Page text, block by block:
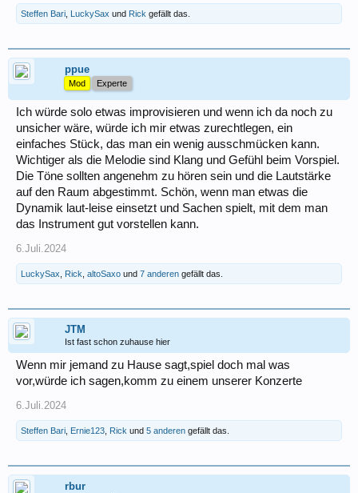
Steffen Bari LuckySax und Rick gefällt das.
ppue
Mod Experte
Ich würde solo etwas improvisieren und wenn ich da noch zu
unsicher wäre, würde ich mir etwas zurechtlegen, ein
einfaches Stück, das man ein wenig ausschmücken kann.
Wichtiger als die Melodie sind Klang und Gefühl beim Vorspiel.
Die Töne sollten angenehm zu hören sein und die Lautstärke
auf den Raum abgestimmt. Schön, wenn man etwas die
Dynamik laut-leise einsetzt und Sachen spielt, mit dem man
das Instrument gut vorstellen kann.
6.Juli.2024
LuckySax Rick altoSaxo und 7 anderen gefällt das.
JTM
Ist fast schon zuhause hier
Wenn mir jemand zu Hause sagt,spiel doch mal was
vor,würde ich sagen,komm zu einem unserer Konzerte
6.Juli.2024
Steffen Bari Ernie123 Rick und 5 anderen gefällt das.
rbur